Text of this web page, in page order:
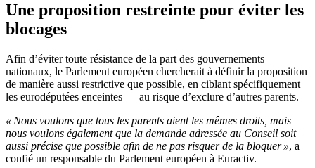
Une proposition restreinte pour éviter les
blocages
Afin d’éviter toute résistance de la part des gouvernements
nationaux, le Parlement européen chercherait à définir la proposition
de manière aussi restrictive que possible, en ciblant spécifiquement
les eurodéputées enceintes — au risque d’exclure d’autres parents.
« Nous voulons que tous les parents aient les mêmes droits, mais
nous voulons également que la demande adressée au Conseil soit
aussi précise que possible afin de ne pas risquer de la bloquer », a
confié un responsable du Parlement européen à Euractiv.